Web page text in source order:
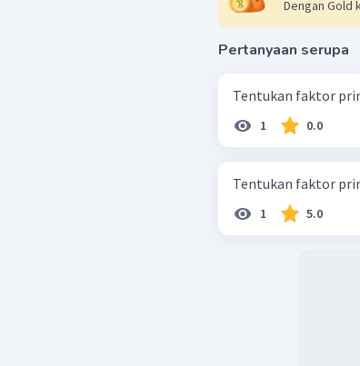
Dengan Gold
Pertanyaan serupa
Tentukan faktor
1 0.0
Tentukan faktor
1 5.0